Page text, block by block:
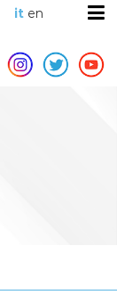
it en